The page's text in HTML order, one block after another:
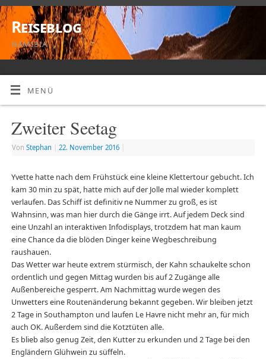
Reiseblog
NAMIBIA
MENÜ
Zweiter Seetag
Von Stephan 22. November 2016
Yvette hatte nach dem Frühstück eine kleine Klettertour gebucht. Ich
kam 30 min zu spät, hatte mich auf der Jolle mal wieder komplett
verlaufen. Das Schiff ist definitiv ne Nummer zu groß, es ist
Wahnsinn, was man hier durch die Gänge irrt. Auf jedem Deck sind
eine Unzahl an interaktiven Infodisplays, trotzdem hat man kaum
eine Chance da die blöden Dinger keine Wegbeschreibung
raushauen.
Das Wetter war heute extrem stürmisch, der Kahn schaukelte schon
ordentlich und gegen Mittag wurden bis auf 2 Zugänge alle
Außenbereiche gesperrt. Am Nachmittag wurde wegen des
Unwetters eine Routenänderung bekannt gegeben. Wir bleiben jetzt
2 Tage in Southampton und laufen Le Havre nicht mehr an, für mich
auch OK. Außerdem sind die Kotztüten alle.
Es blieb also genug Zeit, den Kutter zu erkunden und 2 Tage bei den
Engländern Glühwein zu süffeln.